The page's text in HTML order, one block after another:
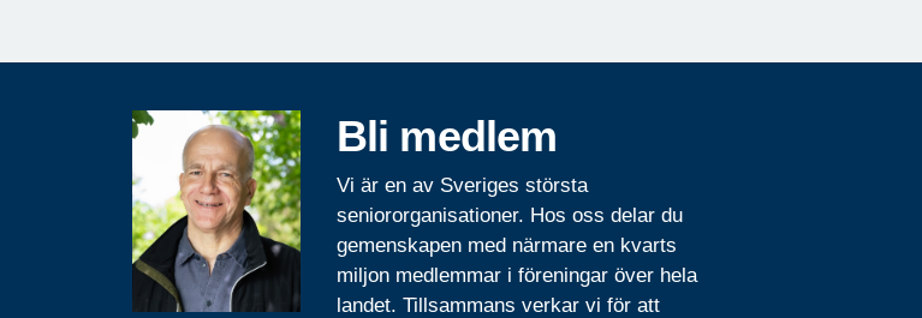
Bli medlem
Vi är en av Sveriges största
seniororganisationer. Hos oss delar du
gemenskapen med närmare en kvarts
miljon medlemmar i föreningar över hela
landet. Tillsammans verkar vi för att